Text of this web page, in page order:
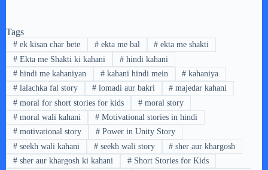
Tags
#ek kisan char bete #ekta me bal # ekta me shakti
#Ekta me Shakti ki kahani #hindi kahani
#hindi me kahaniyan #kahani hindi mein # kahaniya
#lalachka fal story #lomadi aur bakri # majedar kahani
#moral for short stories for kids #moral story
#moral wali kahani #Motivational stories in hindi
#motivational story #Power in Unity Story
#seekh wali kahani #seekh wali story # sher aur khargosh
#sher aur khargosh ki kahani #Short Stories for Kids